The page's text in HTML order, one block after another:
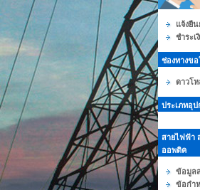
แจ้งยื
ชำระเ
ช่องทางขอ
ดาวโ
ประเภทอุ
สายไฟฟ้า
ออพติค
ข้อมูล
ข้อกำ